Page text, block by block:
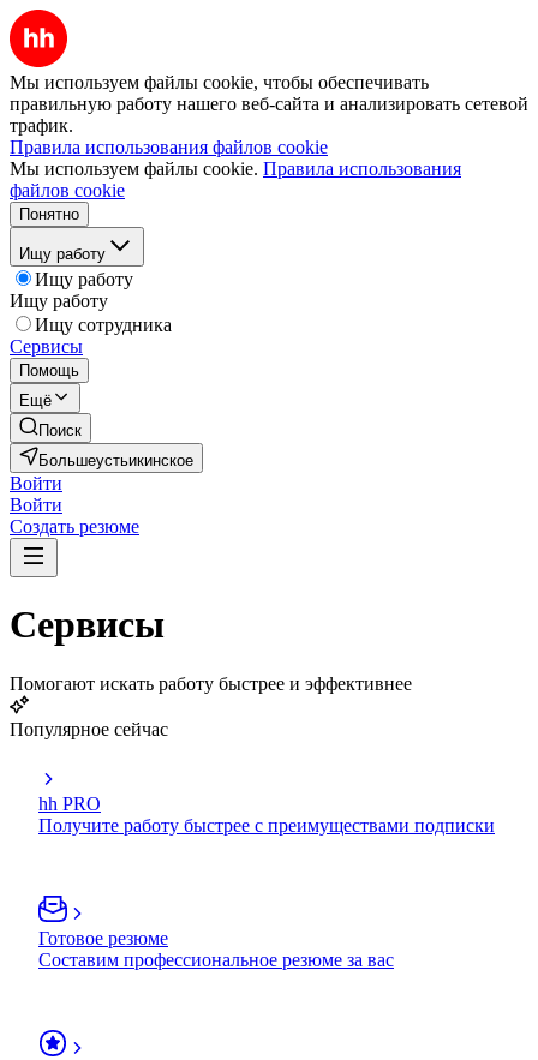
Мы используем файлы cookie, чтобы обеспечивать
правильную работу нашего веб-сайта и анализировать сетевой
трафик.
Правила использования файлов cookie
Мы используем файлы cookie. Правила использования
файлов cookie
Понятно
Ищу работу
Ищу работу
Ищу работу
Ищу сотрудника
Сервисы
Помощь
Ещё
Поиск
Большеустьикинское
Войти
Войти
Создать резюме
Сервисы
Помогают искать работу быстрее и эффективнее
Популярное сейчас
hh PRO
Получите работу быстрее с преимуществами подписки
Готовое резюме
Составим профессиональное резюме за вас